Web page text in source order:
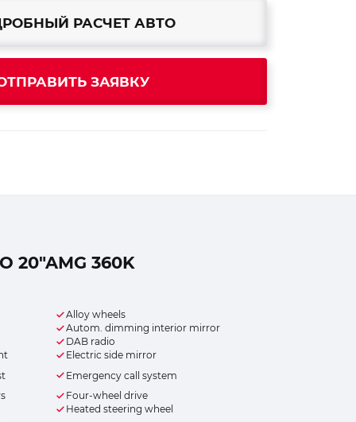
РАСЧЕТ АВТО
ОТПРАВИТЬ ЗАЯВКУ
20″AMG 360K
Alloy wheels
Autom. dimming interior mirror
DAB radio
Electric side mirror
Emergency call system
Four-wheel drive
Heated steering wheel